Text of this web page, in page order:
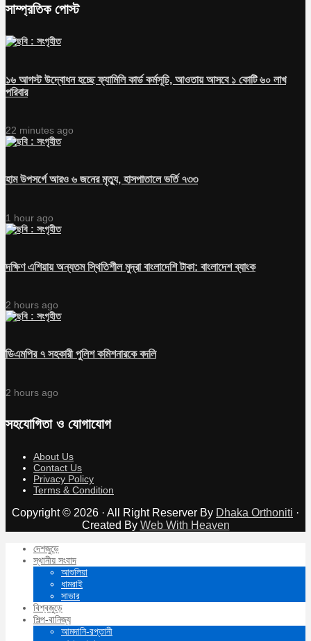
সাম্প্রতিক পোস্ট
১৬ আগস্ট উদ্বোধন হচ্ছে ফ্যামিলি কার্ড কর্মসূচি, আওতায় আসবে ১ কোটি ৬০ লাখ
পরিবার
22 minutes ago
হাম উপসর্গে আরও ৬ জনের মৃত্যু, হাসপাতালে ভর্তি ৭৩৩
1 hour ago
দক্ষিণ এশিয়ায় অন্যতম স্থিতিশীল মুদ্রা বাংলাদেশি টাকা: বাংলাদেশ ব্যাংক
2 hours ago
ডিএমপির ৭ সহকারী পুলিশ কমিশনারকে বদলি
2 hours ago
সহযোগিতা ও যোগাযোগ
About Us
Contact Us
Privacy Policy
Terms & Condition
Copyright © 2026 · All Right Reserver By Dhaka Orthoniti ·
Created By Web With Heaven
দেশজুড়ে
স্থানীয় সংবাদ
আশুলিয়া
ধামরাই
সাভার
বিশ্বজুড়ে
শিল্প-বানিজ্য
আমদানি-রপ্তানী